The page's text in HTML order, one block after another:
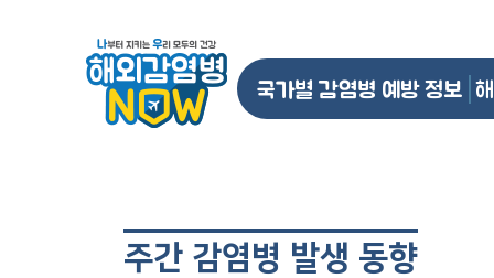
국가별 감염병 예방 정보
주간 감염병 발생 동향